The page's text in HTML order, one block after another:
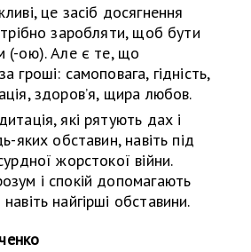
це засіб досягнення
заробляти, щоб бути
(-ою). Але є те, що
гроші: самоповага, гідність,
здоровʼя, щира любов.
які рятують дах і
яких обставин, навіть під
жорстокої війни.
і спокій допомагають
найгірші обставини.